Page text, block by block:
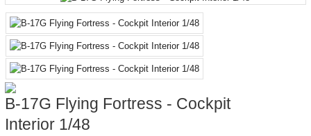
B-17G Flying Fortress - Cockpit
Interior 1/48